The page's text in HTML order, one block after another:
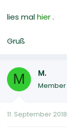
lies malhier.
Gruß
M M.
Member
11. September 2018